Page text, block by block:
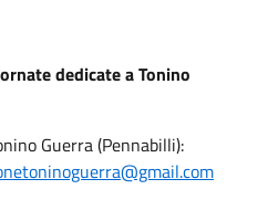
dedicate a Tonino
Guerra (Pennabilli):